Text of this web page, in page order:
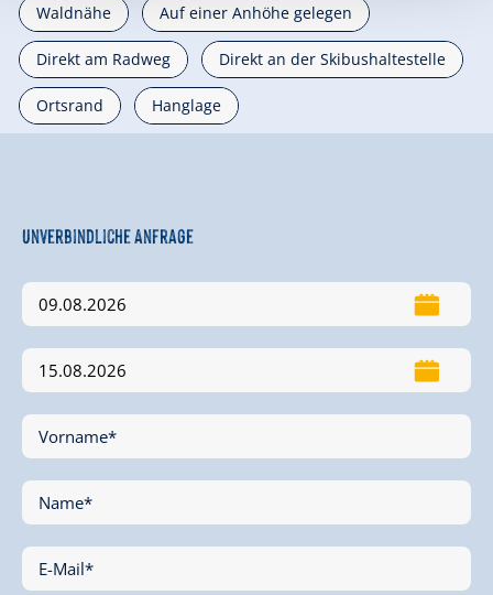
Waldnähe Auf einer Anhöhe gelegen
Direkt am Radweg Direkt an der Skibushaltestelle
Ortsrand Hanglage
Unverbindliche Anfrage
Vorname*
Name*
E-Mail*